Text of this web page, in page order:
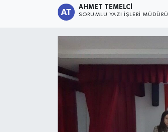
AHMET TEMELCI
SORUMLU YAZI İŞLERI MÜDÜRÜ